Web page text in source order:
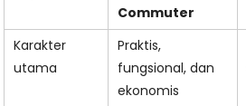
Commuter
Karakter
utama
Praktis,
fungsional, dan
ekonomis